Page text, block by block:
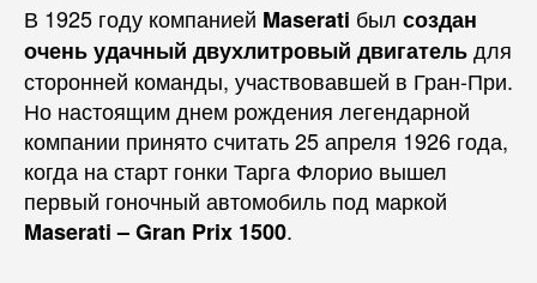
В 1925 году компанией Maserati был создан
очень удачный двухлитровый двигательдля
сторонней команды, участвовавшей в Гран-При.
Но настоящим днем рождения легендарной
компании принято считать 25 апреля 1926 года,
когда на старт гонки Тарга Флорио вышел
первый гоночный автомобиль под маркой
Maserati – Gran Prix 1500.